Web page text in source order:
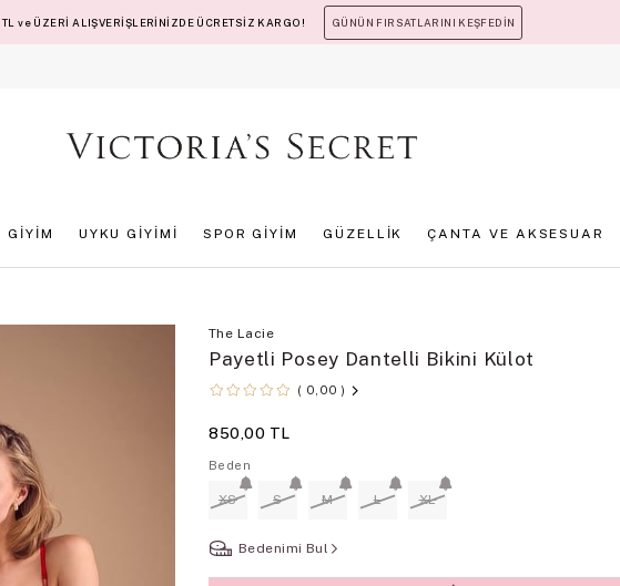
ve ÜZERİ ALIŞVERİŞLERİNİZDE ÜCRETSİZ KARGO! GÜNÜN FIRSATLARINI KEŞFEDİN
GİYİM UYKU GİYİMİ SPOR GİYİM GÜZELLİK ÇANTA VE AKSESUAR
The Lacie
Payetli Posey Dantelli Bikini Külot
0,00
850,00 TL
Beden
XS S M L XL
Bedenimi Bul